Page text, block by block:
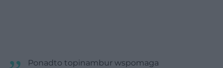
Ponadto topinambur wspomaga